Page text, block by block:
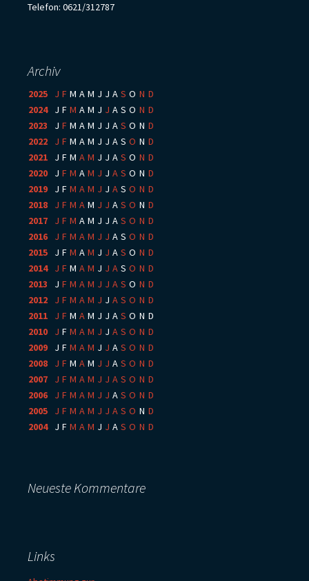
Telefon: 0621/312787
Archiv
2025 J F M A M J J A S O N D
2024: J F M A M J J A S O N D
2023
J F M A M J J A S O N D
2022
J F M A M J J A S O N D
2021
J F M A M J J A S O N D
2020
J F M A M J J A S O N D
2019
J F M A M J J A S O N D
2018
J F M A M J J A S O N D
2017
J F M A M J J A S O N D
2016
J F M A M J J A S O N D
2015
J F M A M J J A S O N D
2014: J F M A M J J A S O N D
2013
J F M A M J J A S O N D
2012
J F M A M J J A S O N D
2011
J F M A M J J A S O N D
2010
J F M A M J J A S O N D
2009
J F M A M J J A S O N D
2008
J F M A M J J A S O N D
2007
J F M A M J J A S O N D
2006
J F M A M J J A S O N D
2005
J F M A M J J A S O N D
2004: J F M A M J J A S O N D
Neueste Kommentare
Links